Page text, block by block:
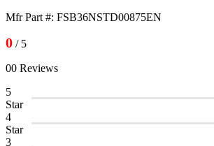
Mfr Part #: FSB36NSTD00875EN
0 / 5
00 Reviews
5
Star
4
Star
3